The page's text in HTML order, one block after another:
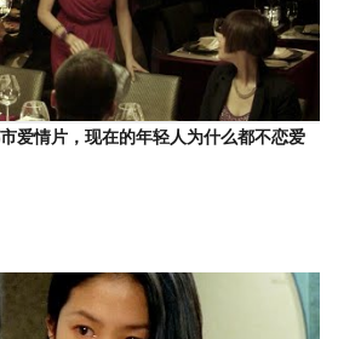
爱情片，现在的年轻人为什么都不恋爱